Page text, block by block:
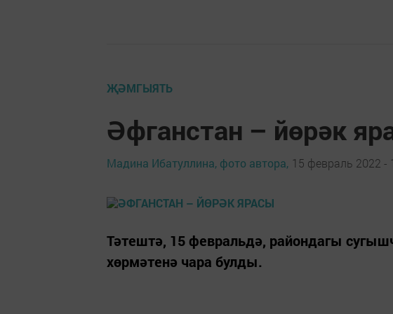
ҖӘМГЫЯТЬ
Әфганстан – йөрәк
Мадина Ибатуллина, фото автора, 15 февраль 2022 -
Тәтештә, 15 февральдә, райондагы
хөрмәтенә чара булды.